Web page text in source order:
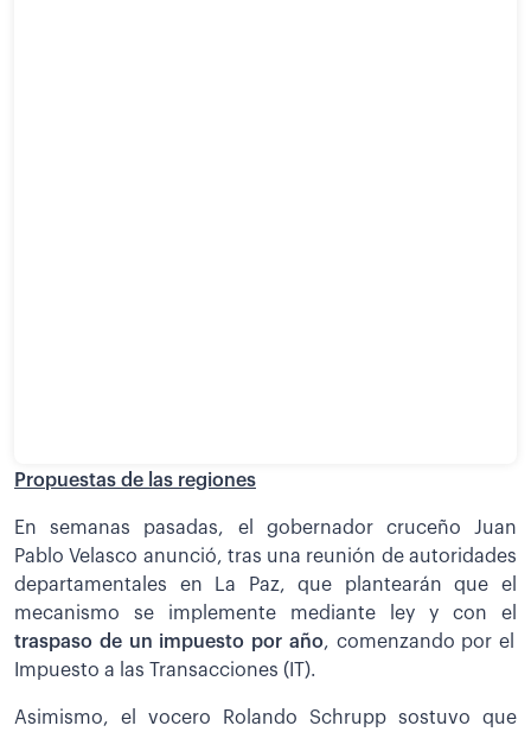
Propuestas de las regiones
En semanas pasadas, el gobernador cruceño Juan
Pablo Velasco anunció, tras una reunión de autoridades
departamentales en La Paz, que plantearán que el
mecanismo se implemente mediante ley y con el
traspaso de un impuesto por año, comenzando por el
Impuesto a las Transacciones (IT).
Asimismo, el vocero Rolando Schrupp sostuvo que